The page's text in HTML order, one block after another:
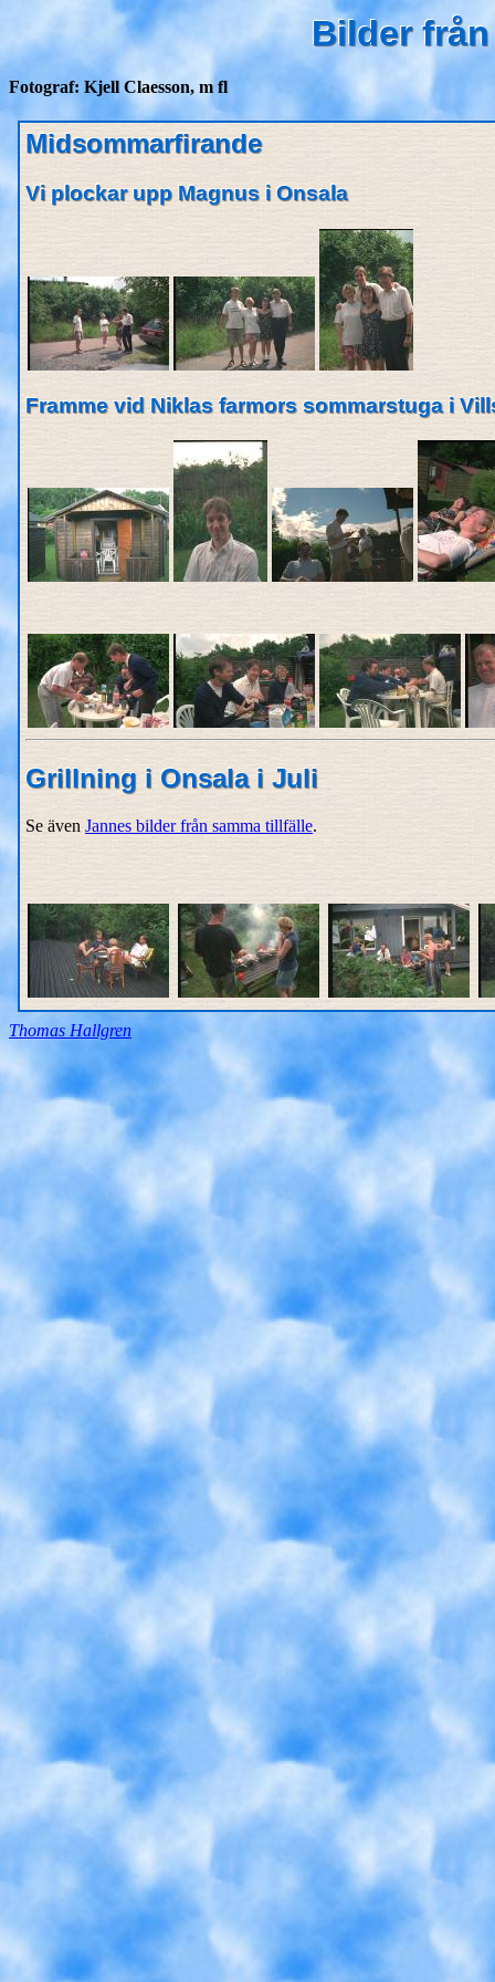
Bilder från
Fotograf: Kjell Claesson, m fl
Midsommarfirande
Vi plockar upp Magnus i Onsala
Framme vid Niklas farmors sommarstuga i
Grillning i Onsala i Juli
Se även Jannes bilder från samma tillfälle.
Thomas Hallgren